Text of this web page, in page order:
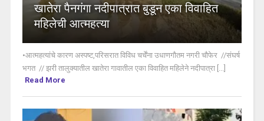
खातेरा पैनगंगा नदीपात्रात बुडून एका विवाहित
महिलेची आत्महत्या
•आत्महत्यांचे कारण अस्पष्ट,परिसरात विविध चर्चेंना उधाणगौतम नगरी चौफेर //संघर्ष
भगत // झरी तालुक्यातील खातेरा गावातील एका विवाहित महिलेने नदीपात्रा [...]
Read More